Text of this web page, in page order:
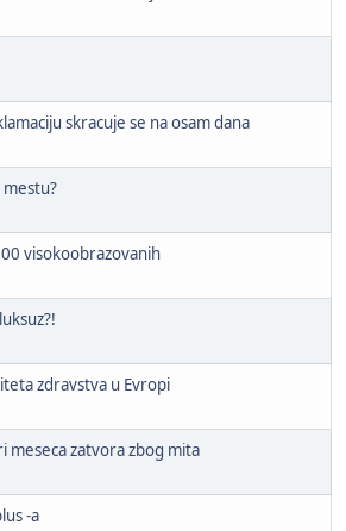
skracuje se na osam dana
visokoobrazovanih
zdravstva u Evropi
meseca zatvora zbog mita
-a